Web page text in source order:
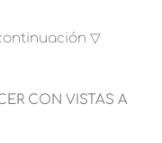
▽
CON VISTAS A